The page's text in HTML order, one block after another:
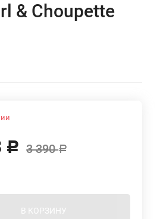
& Choupette
Р 3 390Р
В КОРЗИНУ